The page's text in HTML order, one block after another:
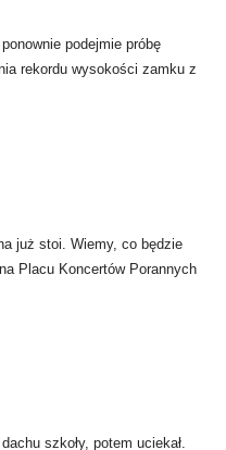
ponownie podejmie próbę
rekordu wysokości zamku z
już stoi. Wiemy, co będzie
Placu Koncertów Porannych
szkoły, potem uciekał.